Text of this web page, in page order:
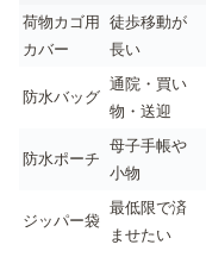
荷物カゴ用
カバー
徒歩移動が
長い
防水バッグ
通院・買い
物・送迎
防水ポーチ
母子手帳や
小物
ジッパー袋
最低限で済
ませたい